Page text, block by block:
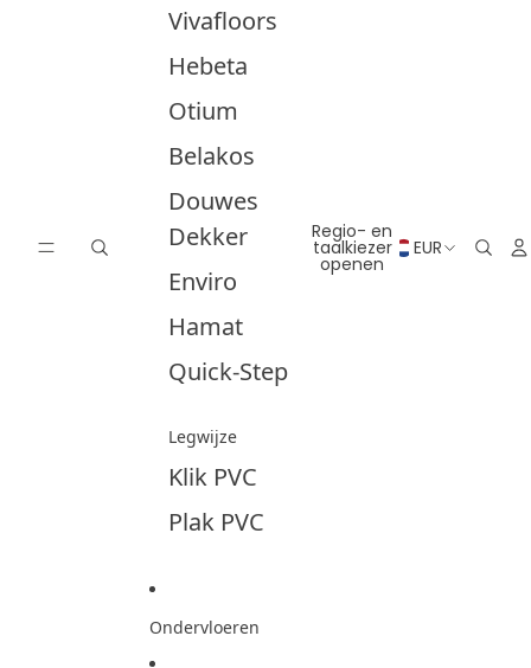
Vivafloors
Hebeta
Otium
Belakos
Douwes
Dekker
Enviro
Hamat
Quick-Step
Legwijze
Klik PVC
Plak PVC
Ondervloeren
Regio- en
taalkiezer
openen
EUR